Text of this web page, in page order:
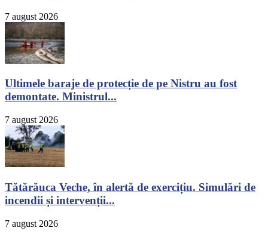
7 august 2026
Ultimele baraje de protecție de pe Nistru au fost
demontate. Ministrul...
7 august 2026
Tătărăuca Veche, în alertă de exercițiu. Simulări de
incendii și intervenții...
7 august 2026